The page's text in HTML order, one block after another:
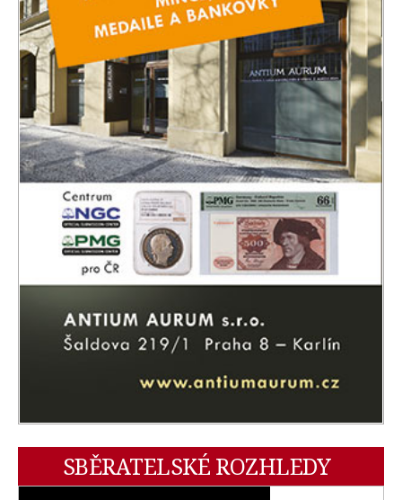
SBĚRATELSKÉ ROZHLEDY